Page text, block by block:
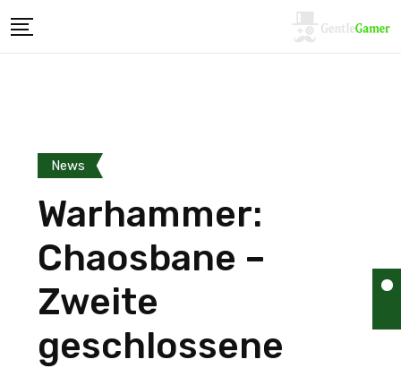
News
Warhammer:
Chaosbane –
Zweite
geschlossene